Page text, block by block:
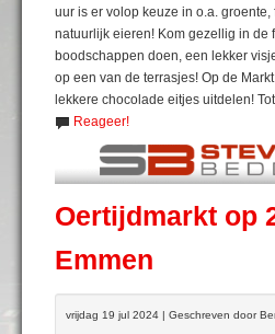
uur is er volop keuze in o.a.
natuurlijk eieren! Kom gezellig in de
boodschappen doen, een lekker
op een van de terrasjes! Op de
lekkere chocolade eitjes uitdelen!
Reageer!
Oertijdmarkt op
Emmen
vrijdag 19 jul 2024 | Geschreven door